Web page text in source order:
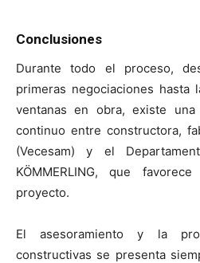
Conclusiones
Durante todo el proceso,
primeras negociaciones hasta
ventanas en obra, existe
continuo entre constructora,
(Vecesam) y el
KÖMMERLING, que
proyecto.
El asesoramiento y la
constructivas se presenta